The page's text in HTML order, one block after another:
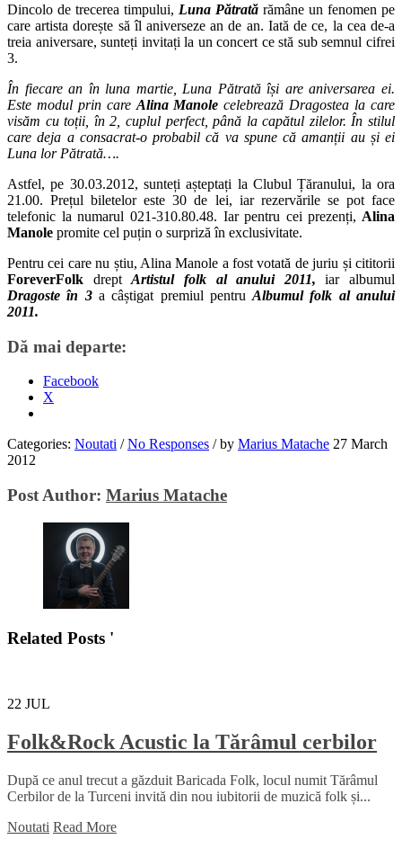
Dincolo de trecerea timpului, Luna Pătrată rămâne un fenomen pe
care artista dorește să îl aniverseze an de an. Iată de ce, la cea de-a
treia aniversare, sunteți invitați la un concert ce stă sub semnul cifrei
3.
În fiecare an în luna martie, Luna Pătrată își are aniversarea ei.
Este modul prin care Alina Manole celebrează Dragostea la care
visăm cu toții, în 2, cuplul perfect, până la capătul zilelor. În stilul
care deja a consacrat-o probabil că va spune că amanții au și ei
Luna lor Pătrată….
Astfel, pe 30.03.2012, sunteți așteptați la Clubul Țăranului, la ora
21.00. Prețul biletelor este 30 de lei, iar rezervările se pot face
telefonic la numarul 021-310.80.48. Iar pentru cei prezenți, Alina
Manole promite cel puțin o surpriză în exclusivitate.
Pentru cei care nu știu, Alina Manole a fost votată de juriu și cititorii
ForeverFolk dreptArtistul folk al anului 2011,iar albumul
Dragoste în 3a câștigat premiul pentruAlbumul folk al anului
2011.
Dă mai departe:
Facebook
X
Categories: Noutati / No Responses /by Marius Matache 27 March
2012
Post Author: Marius Matache
Related Posts '
22 JUL
Folk&Rock Acustic la Tărâmul cerbilor
După ce anul trecut a găzduit Baricada Folk, locul numit Tărâmul
Cerbilor de la Turceni invită din nou iubitorii de muzică folk și...
Noutati Read More